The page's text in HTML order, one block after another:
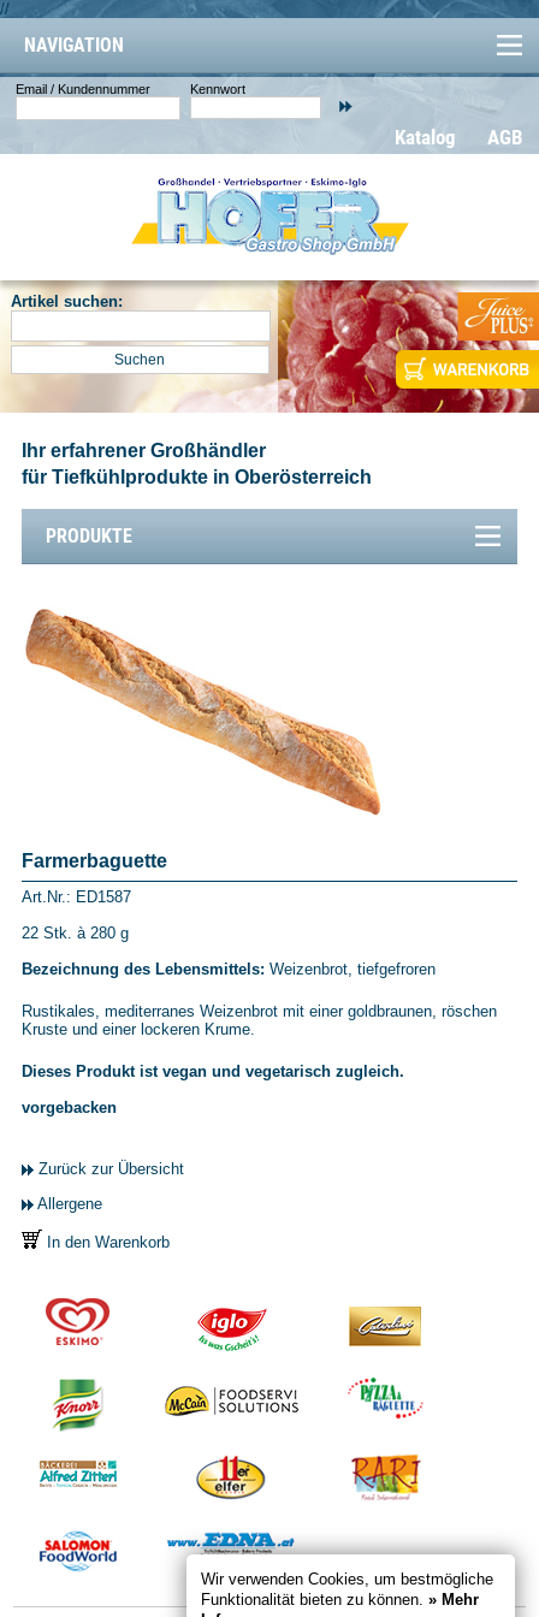
//
Wir verwenden Cookies, um bestmögliche
Funktionalität bieten zu können. » Mehr
NAVIGATION
Email / Kundennummer Kennwort
AGB
Katalog
Artikel suchen:
Ihr erfahrener Großhändler
für Tiefkühlprodukte in Oberösterreich
PRODUKTE
Farmerbaguette
Art.Nr.: ED1587
22 Stk. à 280 g
Bezeichnung des Lebensmittels: Weizenbrot, tiefgefroren
Rustikales, mediterranes Weizenbrot mit einer goldbraunen, röschen
Kruste und einer lockeren Krume.
Dieses Produkt ist vegan und vegetarisch zugleich.
vorgebacken
Zurück zur Übersicht
Allergene
In den Warenkorb